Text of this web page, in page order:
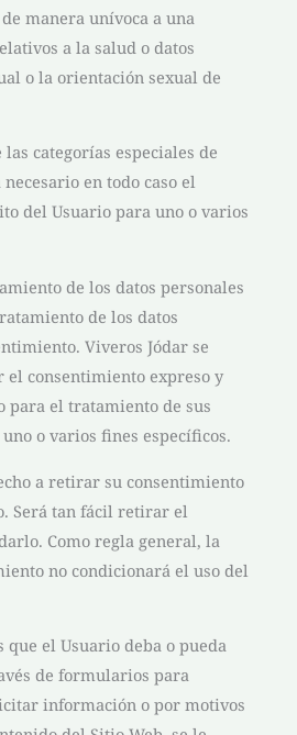
manera unívoca a una
a la salud o datos
o la orientación sexual de
categorías especiales de
en todo caso el
del Usuario para uno o varios
de los datos personales
de los datos
Viveros Jódar se
el consentimiento expreso y
el tratamiento de sus
o varios fines específicos.
a retirar su consentimiento
Será tan fácil retirar el
Como regla general, la
no condicionará el uso del
que el Usuario deba o pueda
de formularios para
información o por motivos